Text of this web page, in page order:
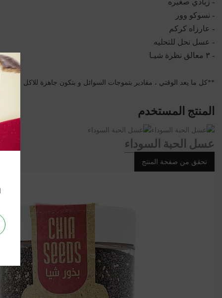
- زبادي صغيره
- نسوكو وور
- عارزاه كركم
- عسل نحل للتحليه
- ٣ معالق نظرة شيـا
**كل ما يعد الوقتي ، مقادير بتموجات السوائل و بتكون جاهزة للاكل .. انا
المنتج المستخدم
عسل الحبة السوداء
تحقق من صفحة المنتج